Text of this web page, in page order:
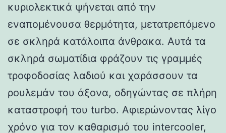
κυριολεκτικά ψήνεται από την
εναπομένουσα θερμότητα, μετατρεπόμενο
σε σκληρά κατάλοιπα άνθρακα. Αυτά τα
σκληρά σωματίδια φράζουν τις γραμμές
τροφοδοσίας λαδιού και χαράσσουν τα
ρουλεμάν του άξονα, οδηγώντας σε πλήρη
καταστροφή του turbo. Αφιερώνοντας λίγο
χρόνο για τον καθαρισμό του intercooler,